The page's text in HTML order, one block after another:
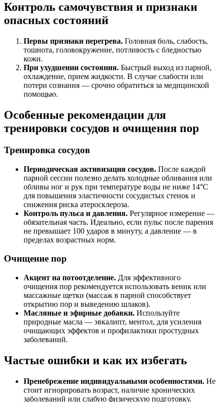
Контроль самочувствия и признаки
опасных состояний
Первы признаки перегрева. Головная боль, слабость,
тошнота, головокружение, потливость с бледностью
кожи.
При ухудшении состояния. Быстрый выход из парной,
охлаждение, прием жидкости. В случае слабости или
потери сознания — срочно обратиться за медицинской
помощью.
Особенные рекомендации для
тренировки сосудов и очищения пор
Тренировка сосудов
Периодическая активизация сосудов. После каждой
парной сессии полезно делать холодные обливания или
обливы ног и рук при температуре воды не ниже 14°C
для повышения эластичности сосудистых стенок и
снижения риска атеросклероза.
Контроль пульса и давления. Регулярное измерение —
обязательная часть. Идеально, если пульс после парения
не превышает 100 ударов в минуту, а давление — в
пределах возрастных норм.
Очищение пор
Акцент на потоотделение. Для эффективного
очищения пор рекомендуется использовать веник или
массажные щетки (массаж в парной способствует
открытию пор и выведению шлаков).
Масляные и эфирные добавки. Используйте
природные масла — эвкалипт, ментол, для усиления
очищающих эффектов и профилактики простудных
заболеваний.
Частые ошибки и как их избегать
Пренебрежение индивидуальными особенностями. Не
стоит игнорировать возраст, наличие хронических
заболеваний или слабую физическую подготовку.